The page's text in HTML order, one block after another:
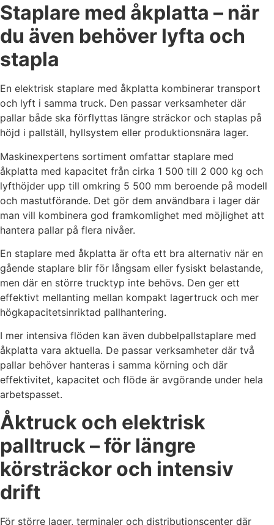
Staplare med åkplatta – när
du även behöver lyfta och
stapla
En elektrisk staplare med åkplatta kombinerar transport
och lyft i samma truck. Den passar verksamheter där
pallar både ska förflyttas längre sträckor och staplas på
höjd i pallställ, hyllsystem eller produktionsnära lager.
Maskinexpertens sortiment omfattar staplare med
åkplatta med kapacitet från cirka 1 500 till 2 000 kg och
lyfthöjder upp till omkring 5 500 mm beroende på modell
och mastutförande. Det gör dem användbara i lager där
man vill kombinera god framkomlighet med möjlighet att
hantera pallar på flera nivåer.
En staplare med åkplatta är ofta ett bra alternativ när en
gående staplare blir för långsam eller fysiskt belastande,
men där en större trucktyp inte behövs. Den ger ett
effektivt mellanting mellan kompakt lagertruck och mer
högkapacitetsinriktad pallhantering.
I mer intensiva flöden kan även dubbelpallstaplare med
åkplatta vara aktuella. De passar verksamheter där två
pallar behöver hanteras i samma körning och där
effektivitet, kapacitet och flöde är avgörande under hela
arbetspasset.
Åktruck och elektrisk
palltruck – för längre
körsträckor och intensiv
drift
För större lager, terminaler och distributionscenter där